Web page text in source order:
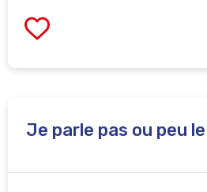
Je parle pas ou peu